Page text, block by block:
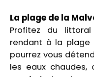
La plage de la
Profitez du
rendant à la plage
pourrez vous
les eaux